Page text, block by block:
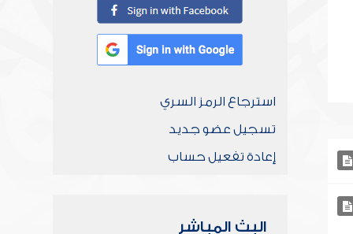
استرجاع الرمز السري
تسجيل عضو جديد
إعادة تفعيل حساب
البث المباشر